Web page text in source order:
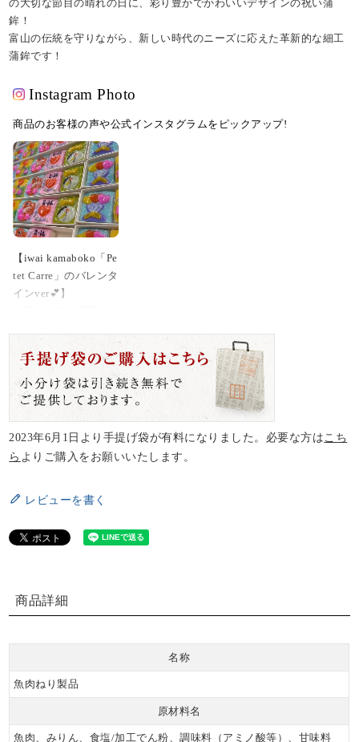
の大切な節目の晴れの日に、彩り豊かでかわいいデザインの祝い蒲
鉾！
富山の伝統を守りながら、新しい時代のニーズに応えた革新的な細工
蒲鉾です！
Instagram Photo
商品のお客様の声や公式インスタグラムをピックアップ!
【iwai kamaboko「Pe
tet Carre」のバレンタ
インver💕】
👧🏼「パッケージも
オシャレで非常に喜
ばれました♪」
様々なシーンでプチ
ギフトとしてご好評
e」。バレンタインデ
販売中でございます
1つ1つ個包装ですの
で、少しずつお楽し
k!お届け日、時間
帯、全て指定できま
2023年6月1日より手提げ袋が有料になりました。必要な方はこち
ら よりご購入をお願いいたします。
レビューを書く
商品詳細
名称
魚肉ねり製品
原材料名
魚肉、みりん、食塩/加工でん粉、調味料（アミノ酸等）、甘味料